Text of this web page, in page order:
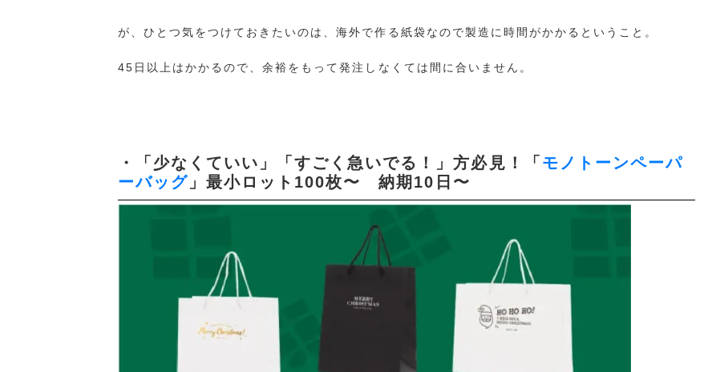
が、ひとつ気をつけておきたいのは、海外で作る紙袋なので製造に時間がかかるということ。
45日以上はかかるので、余裕をもって発注しなくては間に合いません。
・「少なくていい」「すごく急いでる！」方必見！「 モノトーンペーパ
ーバッグ 」最小ロット100枚〜 納期10日〜